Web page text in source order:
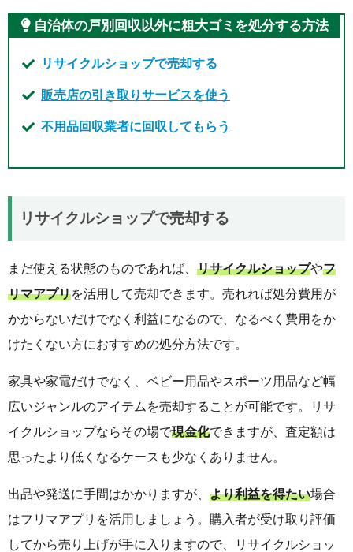
自治体の戸別回収以外に粗大ゴミを処分する方法
リサイクルショップで売却する
販売店の引き取りサービスを使う
不用品回収業者に回収してもらう
リサイクルショップで売却する
まだ使える状態のものであれば、 リサイクルショップやフ
リマアプリを活用して売却できます。売れれば処分費用が
かからないだけでなく利益になるので、なるべく費用をか
けたくない方におすすめの処分方法です。
家具や家電だけでなく、ベビー用品やスポーツ用品など幅
広いジャンルのアイテムを売却することが可能です。リサ
イクルショップならその場で現金化できますが、査定額は
思ったより低くなるケースも少なくありません。
出品や発送に手間はかかりますが、 より利益を得たい場合
はフリマアプリを活用しましょう。購入者が受け取り評価
してから売り上げが手に入りますので、リサイクルショッ